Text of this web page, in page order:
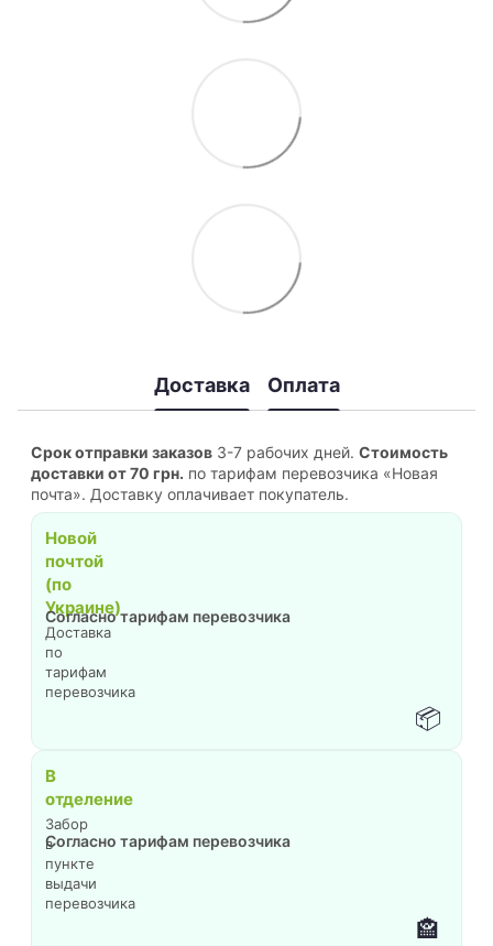
Доставка Оплата
Срок отправки заказов 3-7 рабочих дней. Стоимость
доставки от 70 грн. по тарифам перевозчика «Новая
почта». Доставку оплачивает покупатель.
📦
Новой
почтой
(по
Украине)
Доставка
по
тарифам
перевозчика
Согласно тарифам перевозчика
🏤
В
отделение
Забор
в
пункте
выдачи
перевозчика
Согласно тарифам перевозчика